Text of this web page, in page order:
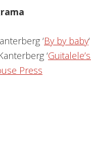
‘By by baby
‘
Press